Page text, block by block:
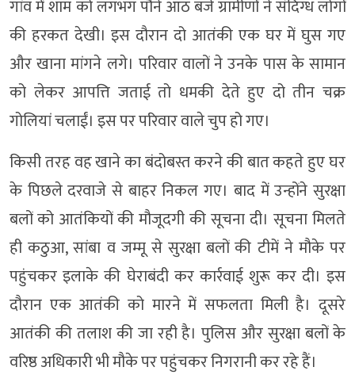
गांव में शाम को लगभग पौने आठ बजे ग्रामीणों ने संदिग्ध लोगों
की हरकत देखी। इस दौरान दो आतंकी एक घर में घुस गए
और खाना मांगने लगे। परिवार वालों ने उनके पास के सामान
को लेकर आपत्ति जताई तो धमकी देते हुए दो तीन चक्र
गोलियां चलाईं। इस पर परिवार वाले चुप हो गए।
किसी तरह वह खाने का बंदोबस्त करने की बात कहते हुए घर
के पिछले दरवाजे से बाहर निकल गए। बाद में उन्होंने सुरक्षा
बलों को आतंकियों की मौजूदगी की सूचना दी। सूचना मिलते
ही कठुआ, सांबा व जम्मू से सुरक्षा बलों की टीमें ने मौके पर
पहुंचकर इलाके की घेराबंदी कर कार्रवाई शुरू कर दी। इस
दौरान एक आतंकी को मारने में सफलता मिली है। दूसरे
आतंकी की तलाश की जा रही है। पुलिस और सुरक्षा बलों के
वरिष्ठ अधिकारी भी मौके पर पहुंचकर निगरानी कर रहे हैं।